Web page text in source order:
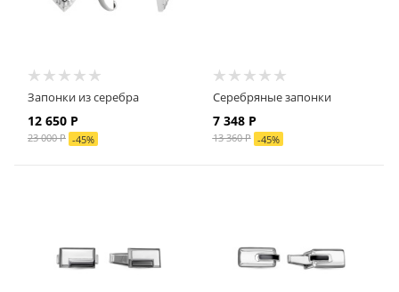
Запонки из серебра
12 650 Р
23 000Р -45%
Серебряные запонки
7 348Р
13 360Р -45%